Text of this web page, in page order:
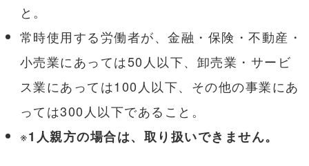
と。
常時使用する労働者が、金融・保険・不動産・
小売業にあっては50人以下、卸売業・サービ
ス業にあっては100人以下、その他の事業にあ
っては300人以下であること。
※1人親方の場合は、取り扱いできません。